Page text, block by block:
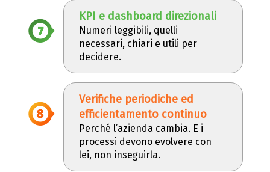
KPI e dashboard direzionali
Numeri leggibili, quelli
necessari, chiari e utili per
decidere.
Verifiche periodiche ed
efficientamento continuo
Perché l’azienda cambia. E i
processi devono evolvere con
lei, non inseguirla.